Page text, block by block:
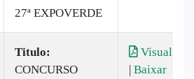
27ª EXPOVERDE
Titulo:
CONCURSO
Visualizar
| Baixar